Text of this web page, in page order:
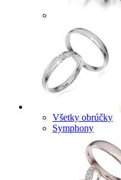
Všetky obrúčky
Symphony